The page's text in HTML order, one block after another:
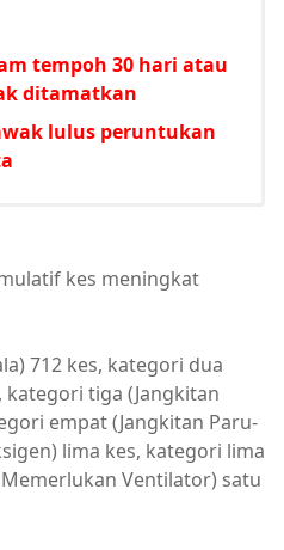
tempoh 30 hari atau
ditamatkan
lulus peruntukan
kes meningkat
712 kes, kategori dua
kategori tiga (Jangkitan
empat (Jangkitan Paru-
lima kes, kategori lima
Ventilator) satu